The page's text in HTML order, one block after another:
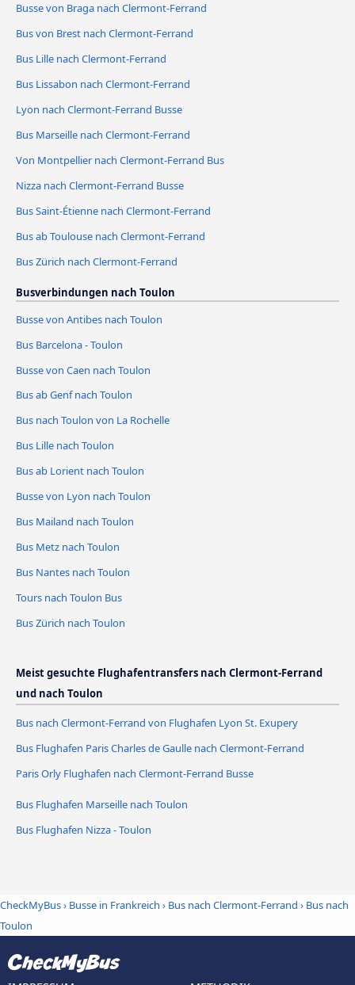
Busse von Braga nach Clermont-Ferrand
Bus von Brest nach Clermont-Ferrand
Bus Lille nach Clermont-Ferrand
Bus Lissabon nach Clermont-Ferrand
Lyon nach Clermont-Ferrand Busse
Bus Marseille nach Clermont-Ferrand
Von Montpellier nach Clermont-Ferrand Bus
Nizza nach Clermont-Ferrand Busse
Bus Saint-Étienne nach Clermont-Ferrand
Bus ab Toulouse nach Clermont-Ferrand
Bus Zürich nach Clermont-Ferrand
Busverbindungen nach Toulon
Busse von Antibes nach Toulon
Bus Barcelona - Toulon
Busse von Caen nach Toulon
Bus ab Genf nach Toulon
Bus nach Toulon von La Rochelle
Bus Lille nach Toulon
Bus ab Lorient nach Toulon
Busse von Lyon nach Toulon
Bus Mailand nach Toulon
Bus Metz nach Toulon
Bus Nantes nach Toulon
Tours nach Toulon Bus
Bus Zürich nach Toulon
Meist gesuchte Flughafentransfers nach Clermont-Ferrand
und nach Toulon
Bus nach Clermont-Ferrand von Flughafen Lyon St. Exupery
Bus Flughafen Paris Charles de Gaulle nach Clermont-Ferrand
Paris Orly Flughafen nach Clermont-Ferrand Busse
Bus Flughafen Marseille nach Toulon
Bus Flughafen Nizza - Toulon
CheckMyBus› Busse in Frankreich › Bus nach Clermont-Ferrand › Bus nach
Toulon